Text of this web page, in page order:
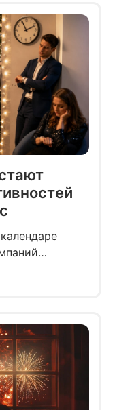
и рабочее,